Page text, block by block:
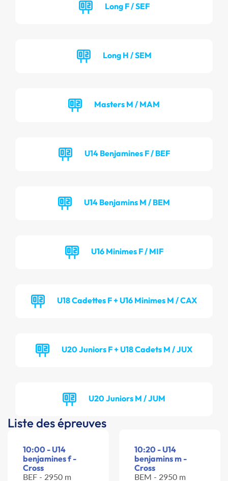
Long F / SEF
Long H / SEM
Masters M / MAM
U14 Benjamines F / BEF
U14 Benjamins M / BEM
U16 Minimes F / MIF
U18 Cadettes F + U16 Minimes M / CAX
U20 Juniors F + U18 Cadets M / JUX
U20 Juniors M / JUM
Liste des épreuves
10:00 - U14
benjamines f -
Cross
BEF - 2950 m
10:20 - U14
benjamins m -
Cross
BEM - 2950 m